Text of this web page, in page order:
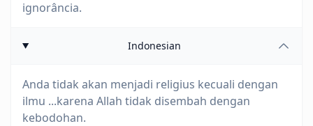
ignorância.
Indonesian
Anda tidak akan menjadi religius kecuali dengan
ilmu ...karena Allah tidak disembah dengan
kebodohan.